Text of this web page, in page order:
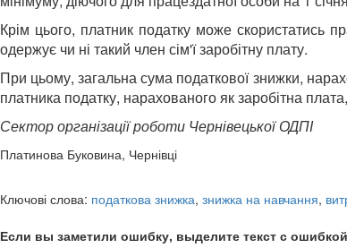
Крім цього, платник податку може скористатись
одержує чи ні такий член сім'ї заробітну плату.
При цьому, загальна сума податкової знижки,
платника податку, нарахованого як заробітна
Сектор організації роботи Чернівецької ОДПІ
Платинова Буковина, Чернівці
Ключові слова: податкова знижка, знижка на навчання,
Если вы заметили ошибку, выделите текст с